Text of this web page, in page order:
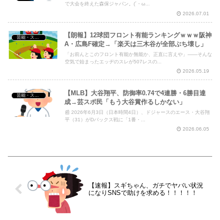
で大会を終えた森保ジャパン。(´・ω...
2026.07.01
芸能・スポーツ・Youtuber
【朗報】12球団フロント有能ランキングｗｗｗ阪神
A・広島F確定→「楽天は三木谷が全部ぶち壊し」
「お前んとこのフロント有能か無能か、正直に言えや」――そんな
空気で始まったエッヂのスレが507レスの...
2026.05.19
芸能・スポーツ・Youtuber
【MLB】大谷翔平、防御率0.74で4連勝・6勝目達
成→芸スポ民「もう大谷賞作るしかない」
📰 2026年6月3日（日本時間4日）、ドジャースのエース・大谷翔
平（31）がDバックス戦に「1番・...
2026.06.05
【速報】スギちゃん、ガチでヤバい状況
になりSNSで助けを求める！！！！！